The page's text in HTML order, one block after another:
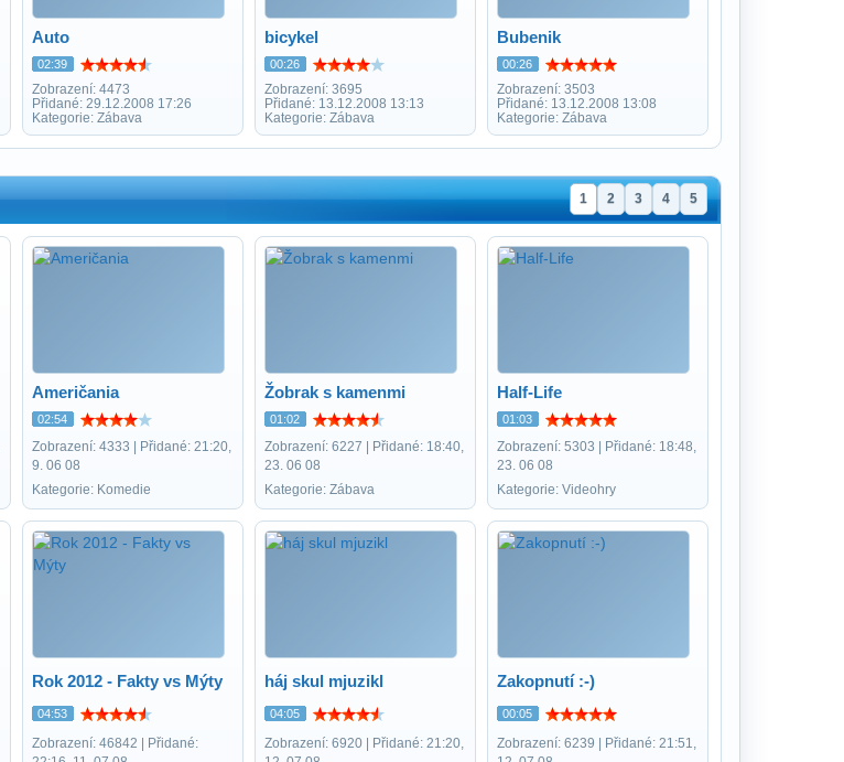
Auto
02:39
Zobrazení: 4473
Přidané: 29.12.2008 17:26
Kategorie: Zábava
bicykel
00:26
Zobrazení: 3695
Přidané: 13.12.2008 13:13
Kategorie: Zábava
Bubenik
00:26
Zobrazení: 3503
Přidané: 13.12.2008 13:08
Kategorie: Zábava
1 2 3 4 5
Američania
02:54
Zobrazení: 4333 | Přidané: 21:20,
9. 06 08
Kategorie: Komedie
Žobrak s kamenmi
01:02
Zobrazení: 6227 | Přidané: 18:40,
23. 06 08
Kategorie: Zábava
Half-Life
01:03
Zobrazení: 5303 | Přidané: 18:48,
23. 06 08
Kategorie: Videohry
Rok 2012 - Fakty vs Mýty
04:53
Zobrazení: 46842 | Přidané:
háj skul mjuzikl
04:05
Zobrazení: 6920 | Přidané: 21:20,
Zakopnutí :-)
00:05
Zobrazení: 6239 | Přidané: 21:51,